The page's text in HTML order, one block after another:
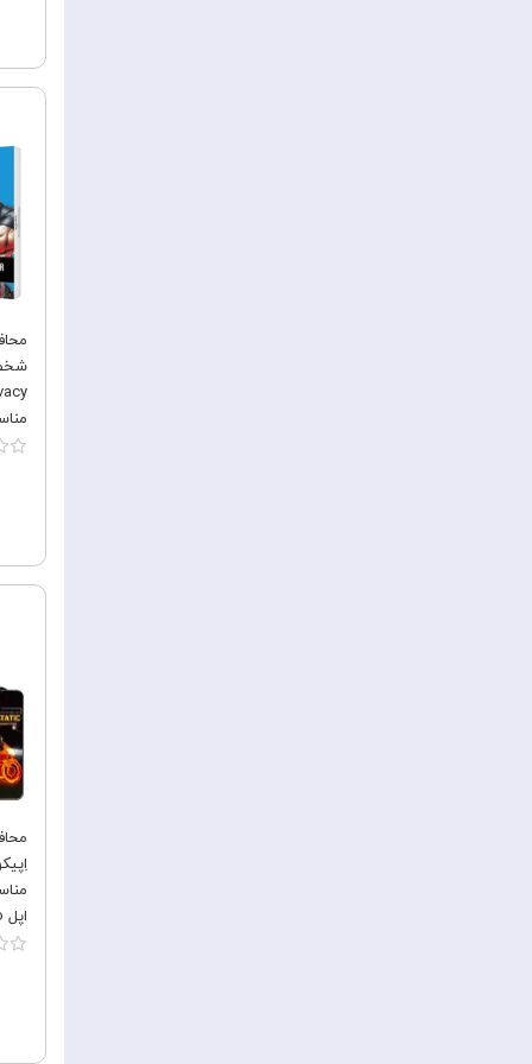
Pro
اپل Apple iPhone 13 Pro